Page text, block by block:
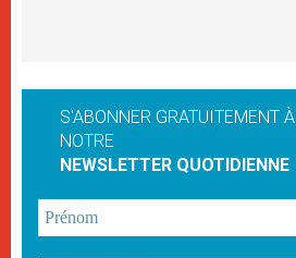
S'ABONNER GRATUITEMENT À
NOTRE
NEWSLETTER QUOTIDIENNE